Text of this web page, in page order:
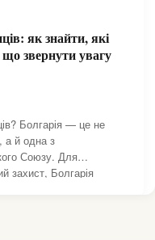
як знайти, які
звернути увагу
Болгарія — це не
а й одна з
Союзу. Для
захист, Болгарія